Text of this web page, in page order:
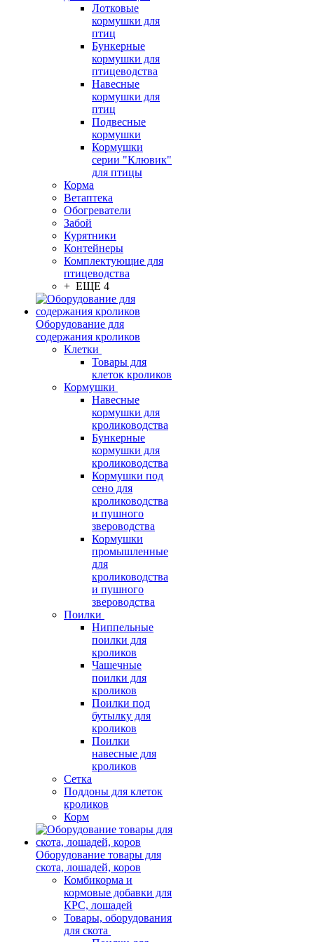
Лотковые
кормушки для
птиц
Бункерные
кормушки для
птицеводства
Навесные
кормушки для
птиц
Подвесные
кормушки
Кормушки
серии "Клювик"
для птицы
Корма
Ветаптека
Обогреватели
Забой
Курятники
Контейнеры
Комплектующие для
птицеводства
+ ЕЩЕ 4
Оборудование для
содержания кроликов
Клетки
Товары для
клеток кроликов
Кормушки
Навесные
кормушки для
кролиководства
Бункерные
кормушки для
кролиководства
Кормушки под
сено для
кролиководства
и пушного
звероводства
Кормушки
промышленные
для
кролиководства
и пушного
звероводства
Поилки
Ниппельные
поилки для
кроликов
Чашечные
поилки для
кроликов
Поилки под
бутылку для
кроликов
Поилки
навесные для
кроликов
Сетка
Поддоны для клеток
кроликов
Корм
Оборудование товары для
скота, лошадей, коров
Комбикорма и
кормовые добавки для
КРС, лошадей
Товары, оборудования
для скота